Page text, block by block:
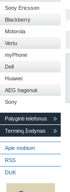
Sony Ericsson
Blackberry
Motorola
Vertu
myPhone
Dell
Huawei
AEG hagenuk
Sony
Palyginti telefonus
Terminų žodynas
Apie mobium
RSS
DUK